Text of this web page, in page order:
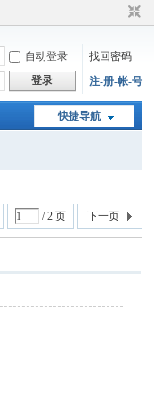
自动登录
找回密码
登录 注-册-帐-号
快捷导航
/ 2 页 下一页